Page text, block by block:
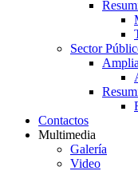
Sector
Contactos
Multimedia
Galería
Video